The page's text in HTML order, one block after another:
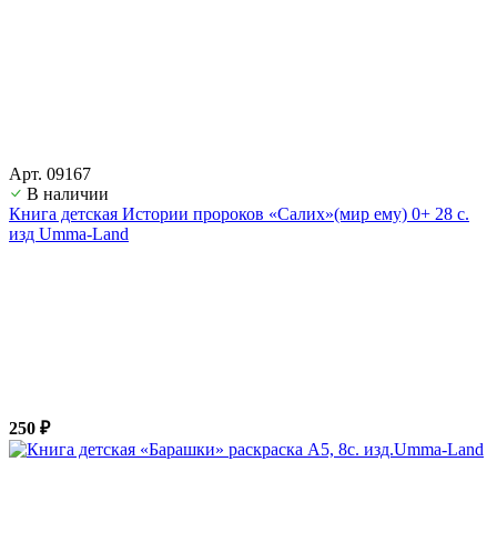
Арт. 09167
В наличии
Книга детская Истории пророков «Салих»(мир ему) 0+ 28 с.
изд Umma-Land
250 ₽